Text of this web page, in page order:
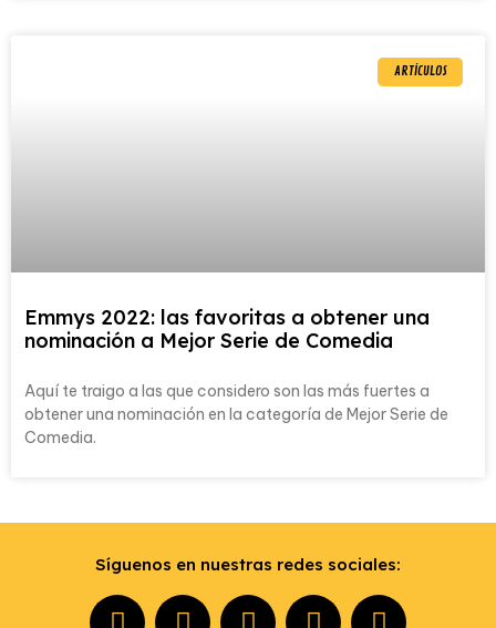
ARTÍCULOS
Emmys 2022: las favoritas a obtener una
nominación a Mejor Serie de Comedia
Aquí te traigo a las que considero son las más fuertes a
obtener una nominación en la categoría de Mejor Serie de
Comedia.
Síguenos en nuestras redes sociales: